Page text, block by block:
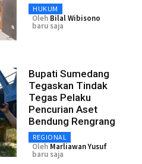
HUKUM
Oleh Bilal Wibisono
baru saja
Bupati Sumedang
Tegaskan Tindak
Tegas Pelaku
Pencurian Aset
Bendung Rengrang
REGIONAL
Oleh Marliawan Yusuf
baru saja